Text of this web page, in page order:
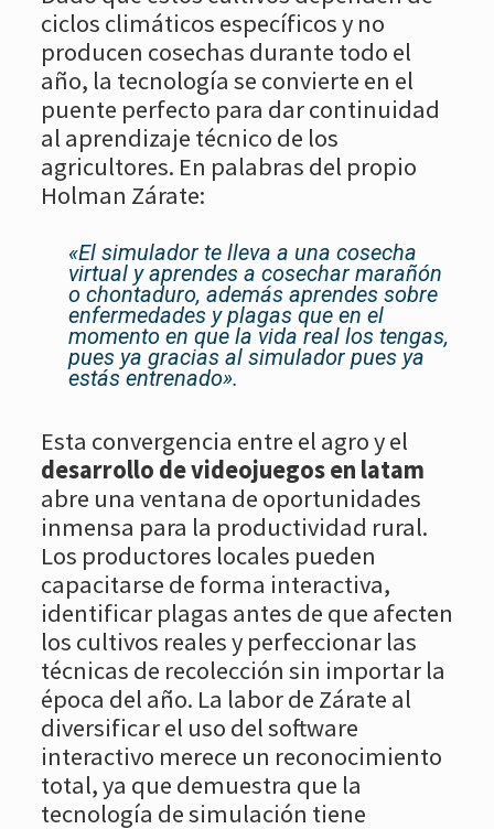
ciclos climáticos específicos y no
producen cosechas durante todo el
año, la tecnología se convierte en el
puente perfecto para dar continuidad
al aprendizaje técnico de los
agricultores. En palabras del propio
Holman Zárate:
«El simulador te lleva a una cosecha
virtual y aprendes a cosechar marañón
o chontaduro, además aprendes sobre
enfermedades y plagas que en el
momento en que la vida real los tengas,
pues ya gracias al simulador pues ya
estás entrenado».
Esta convergencia entre el agro y el
desarrollo de videojuegos en latam
abre una ventana de oportunidades
inmensa para la productividad rural.
Los productores locales pueden
capacitarse de forma interactiva,
identificar plagas antes de que afecten
los cultivos reales y perfeccionar las
técnicas de recolección sin importar la
época del año. La labor de Zárate al
diversificar el uso del software
interactivo merece un reconocimiento
total, ya que demuestra que la
tecnología de simulación tiene